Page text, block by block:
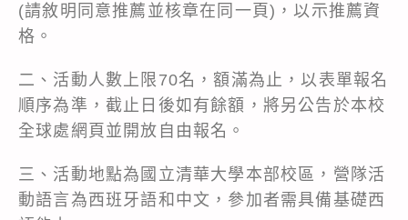
(請敘明同意推薦並核章在同一頁)，以示推薦資
格。
二、活動人數上限70名，額滿為止，以表單報名
順序為準，截止日後如有餘額，將另公告於本校
全球處網頁並開放自由報名。
三、活動地點為國立清華大學本部校區，營隊活
動語言為西班牙語和中文，參加者需具備基礎西